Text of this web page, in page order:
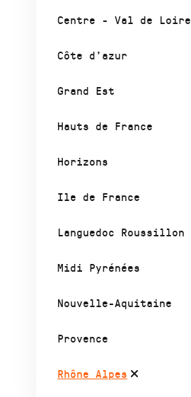
Centre - Val de Loire
Côte d’azur
Grand Est
Hauts de France
Horizons
Ile de France
Languedoc Roussillon
Midi Pyrénées
Nouvelle-Aquitaine
Provence
Rhône Alpes